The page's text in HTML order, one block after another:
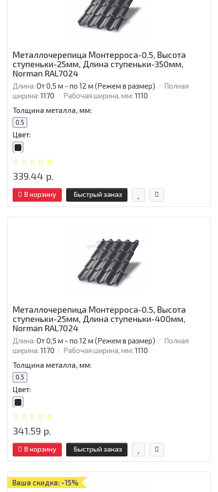
Металлочерепица Монтерроса-0.5, Высота
ступеньки-25мм, Длина ступеньки-350мм,
Norman RAL7024
Длина: От 0,5 м - по 12 м (Режем в размер)
Полная
ширина: 1170 Рабочая ширина, мм: 1110
Толщина металла, мм:
0.5
Цвет:
339.44 р.
В корзину Быстрый заказ
Металлочерепица Монтерроса-0.5, Высота
ступеньки-25мм, Длина ступеньки-400мм,
Norman RAL7024
Длина: От 0,5 м - по 12 м (Режем в размер)
Полная
ширина: 1170 Рабочая ширина, мм: 1110
Толщина металла, мм:
0.5
Цвет:
341.59 р.
В корзину Быстрый заказ
Ваша скидка: -15%